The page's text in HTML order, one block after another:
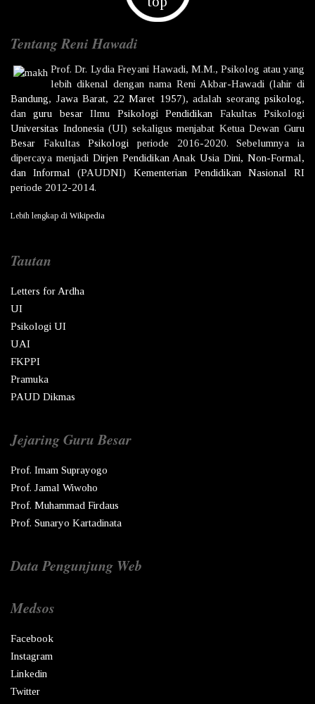
Tentang Reni Hawadi
Prof. Dr. Lydia Freyani Hawadi, M.M., Psikolog atau yang
lebih dikenal dengan nama Reni Akbar-Hawadi (lahir di
Bandung, Jawa Barat, 22 Maret 1957), adalah seorang psikolog,
danguru besarIlmu Psikologi Pendidikan Fakultas Psikologi
Universitas Indonesia(UI) sekaligus menjabat Ketua DewanGuru
Besar FakultasPsikologi periode 2016-2020. Sebelumnya ia
dipercaya menjadi Dirjen Pendidikan Anak Usia Dini, Non-Formal,
dan Informal (PAUDNI) Kementerian Pendidikan Nasional
RI
periode 2012-2014.
Lebih lengkap di Wikipedia
Tautan
Letters for Ardha
UI
Psikologi UI
UAI
FKPPI
Pramuka
PAUD Dikmas
Jejaring Guru Besar
Prof. Imam Suprayogo
Prof. Jamal Wiwoho
Prof. Muhammad Firdaus
Prof. Sunaryo Kartadinata
Data Pengunjung Web
Medsos
Facebook
Instagram
Linkedin
Twitter